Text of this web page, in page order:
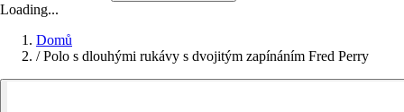
Loading...
Domů
/ Polo s dlouhými rukávy s dvojitým zapínáním Fred Perry